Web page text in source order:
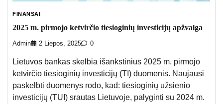
FINANSAI
2025 m. pirmojo ketvirčio tiesioginių investicijų apžvalga
Admin 2 Liepos, 2025 0
Lietuvos bankas skelbia išankstinius 2025 m. pirmojo
ketvirčio tiesioginių investicijų (TI) duomenis. Naujausi
paskelbti duomenys rodo, kad: tiesioginių užsienio
investicijų (TUI) srautas Lietuvoje, palyginti su 2024 m.